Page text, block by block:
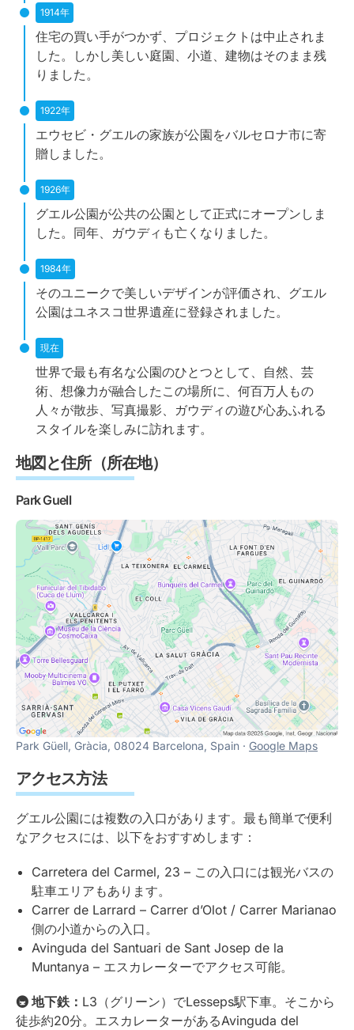
1914年
住宅の買い手がつかず、プロジェクトは中止されま
した。しかし美しい庭園、小道、建物はそのまま残
りました。
1922年
エウセビ・グエルの家族が公園をバルセロナ市に寄
贈しました。
1926年
グエル公園が公共の公園として正式にオープンしま
した。同年、ガウディも亡くなりました。
1984年
そのユニークで美しいデザインが評価され、グエル
公園はユネスコ世界遺産に登録されました。
現在
世界で最も有名な公園のひとつとして、自然、芸
術、想像力が融合したこの場所に、何百万人もの
人々が散歩、写真撮影、ガウディの遊び心あふれる
スタイルを楽しみに訪れます。
地図と住所（所在地）
Park Guell
Park Güell, Gràcia, 08024 Barcelona, Spain · Google Maps
アクセス方法
グエル公園には複数の入口があります。最も簡単で便利
なアクセスには、以下をおすすめします：
Carretera del Carmel, 23 – この入口には観光バスの
駐車エリアもあります。
Carrer de Larrard – Carrer d’Olot / Carrer Marianao
側の小道からの入口。
Avinguda del Santuari de Sant Josep de la
Muntanya – エスカレーターでアクセス可能。
🚇 地下鉄： L3（グリーン）でLesseps駅下車。そこから
徒歩約20分。エスカレーターがあるAvinguda del